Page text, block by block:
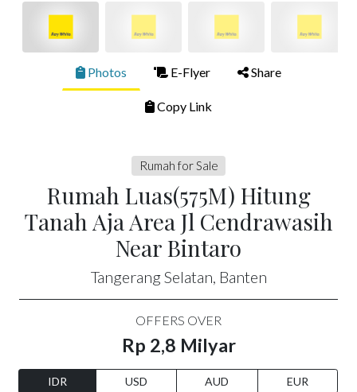
Photos E-Flyer Share
Copy Link
Rumah for Sale
Rumah Luas(575M) Hitung
Tanah Aja Area Jl Cendrawasih
Near Bintaro
Tangerang Selatan, Banten
OFFERS OVER
Rp 2,8 Milyar
IDR USD AUD EUR